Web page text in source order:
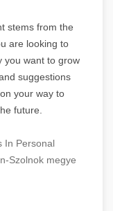
stems from the
are looking to
you want to grow
suggestions
your way to
future.
In Personal
Szolnok megye